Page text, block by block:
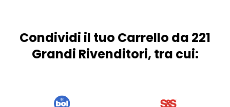
Condividi il tuo Carrello da 221
Grandi Rivenditori, tra cui: